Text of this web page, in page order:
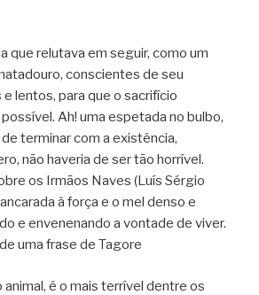
que relutava em seguir, como um
conscientes de seu
lentos, para que o sacrifício
Ah! uma espetada no bulbo,
terminar com a existência,
não haveria de ser tão horrível.
os Irmãos Naves (Luís Sérgio
à força e o mel denso e
e envenenando a vontade de viver.
uma frase de Tagore
animal, é o mais terrível dentre os